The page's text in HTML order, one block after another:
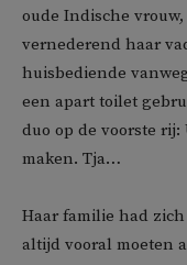
oude Indische
vernederend haar
huisbediende
een apart toilet
duo op de voorste
maken. Tja…
Haar familie had
altijd vooral moeten